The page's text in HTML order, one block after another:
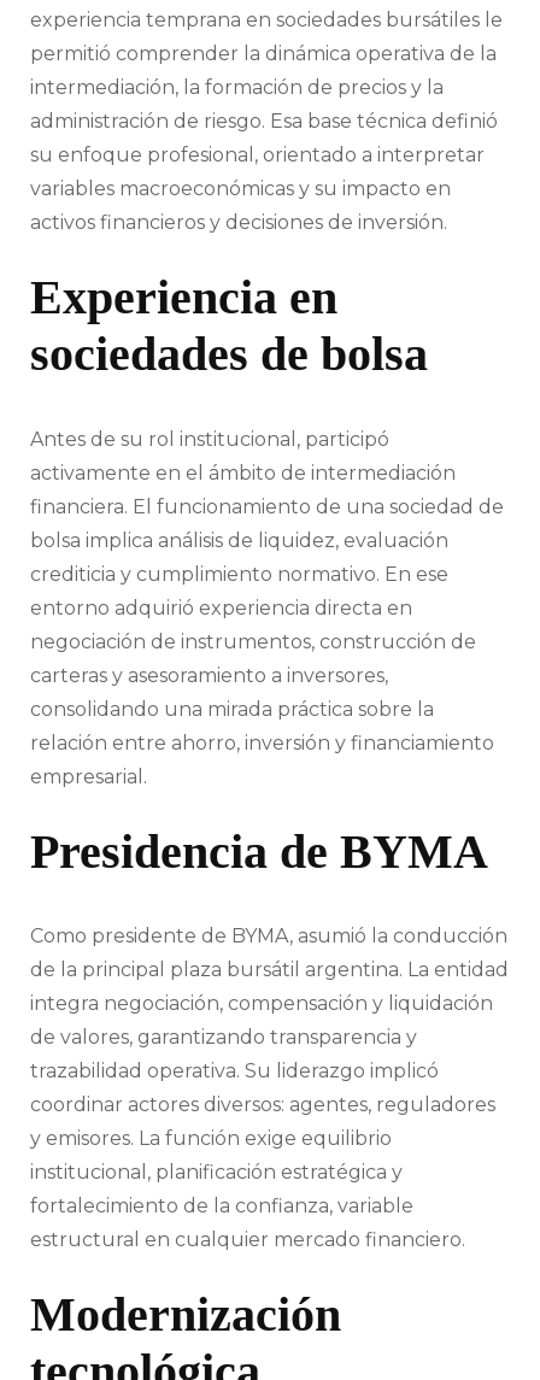
experiencia temprana en sociedades bursátiles le
permitió comprender la dinámica operativa de la
intermediación, la formación de precios y la
administración de riesgo. Esa base técnica definió
su enfoque profesional, orientado a interpretar
variables macroeconómicas y su impacto en
activos financieros y decisiones de inversión.
Experiencia en
sociedades de bolsa
Antes de su rol institucional, participó
activamente en el ámbito de intermediación
financiera. El funcionamiento de una sociedad de
bolsa implica análisis de liquidez, evaluación
crediticia y cumplimiento normativo. En ese
entorno adquirió experiencia directa en
negociación de instrumentos, construcción de
carteras y asesoramiento a inversores,
consolidando una mirada práctica sobre la
relación entre ahorro, inversión y financiamiento
empresarial.
Presidencia de BYMA
Como presidente de BYMA, asumió la conducción
de la principal plaza bursátil argentina. La entidad
integra negociación, compensación y liquidación
de valores, garantizando transparencia y
trazabilidad operativa. Su liderazgo implicó
coordinar actores diversos: agentes, reguladores
y emisores. La función exige equilibrio
institucional, planificación estratégica y
fortalecimiento de la confianza, variable
estructural en cualquier mercado financiero.
Modernización